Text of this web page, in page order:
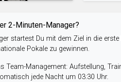
2-Minuten-Manager?
startest Du mit dem Ziel in die
Pokale zu gewinnen.
Team-Management: Aufstellung,
jede Nacht um 03:30 Uhr.